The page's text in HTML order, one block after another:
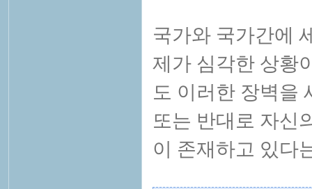
국가와 국가간에
제가 심각한 상황
도 이러한 장벽을
또는 반대로 자신
이 존재하고 있다